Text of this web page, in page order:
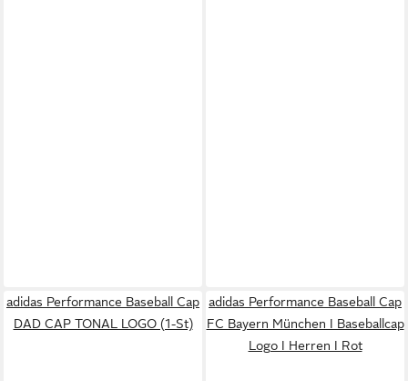
adidas Performance Baseball Cap
DAD CAP TONAL LOGO (1-St)
adidas Performance Baseball Cap
FC Bayern München I Baseballcap
Logo I Herren I Rot